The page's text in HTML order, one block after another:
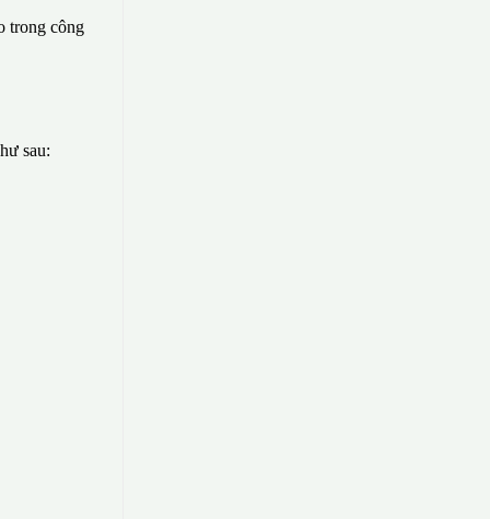
trong công
sau: